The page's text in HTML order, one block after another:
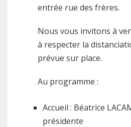
entrée rue des frères.
Nous vous invitons à
à respecter la
prévue sur place.
Au programme :
Accueil : Béatrice
présidente